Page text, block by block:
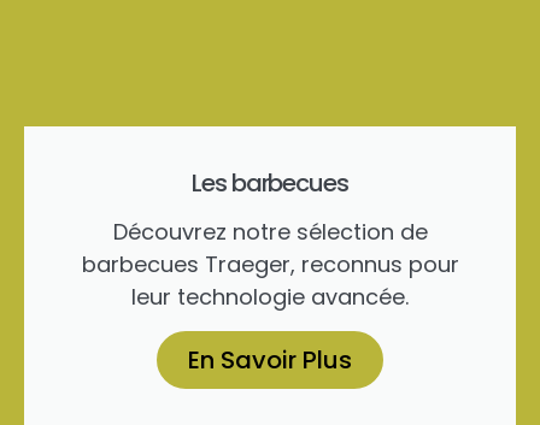
Les barbecues
Découvrez notre sélection de
barbecues Traeger, reconnus pour
leur technologie avancée.
En Savoir Plus